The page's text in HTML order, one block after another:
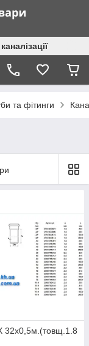
та фітинги
32х0,5м.(товщ.1.8